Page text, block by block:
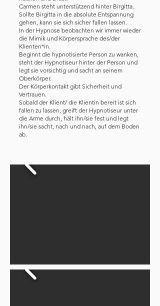
Carmen steht unterstützend hinter Birgitta.
Sollte Birgitta in die absolute Entspannung
gehen, kann sie sich sicher fallen lassen.
In der Hypnose beobachten wir immer wieder
die Mimik und Körpersprache des/der
Klienten*in.
Beginnt die hypnotisierte Person zu wanken,
steht der Hypnotiseur hinter der Person und
legt sie vorsichtig und sacht an seinem
Oberkörper.
Der Körperkontakt gibt Sicherheit und
Vertrauen.
Sobald der Klient/ die Klientin bereit ist sich
fallen zu lassen, greift der Hypnotiseur unter
die Arme durch, hält ihn/sie fest und legt
ihn/sie sacht, nach und nach, auf dem Boden
ab.